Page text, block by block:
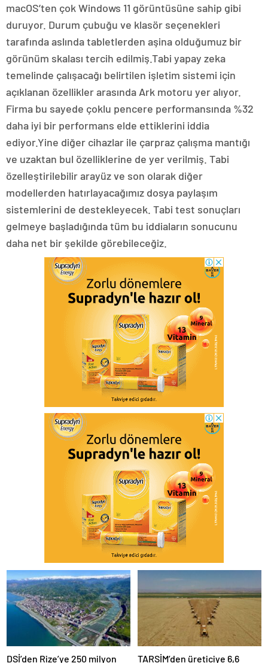
macOS’ten çok Windows 11 görüntüsüne sahip gibi
duruyor. Durum çubuğu ve klasör seçenekleri
tarafında aslında tabletlerden aşina olduğumuz bir
görünüm skalası tercih edilmiş.Tabi yapay zeka
temelinde çalışacağı belirtilen işletim sistemi için
açıklanan özellikler arasında Ark motoru yer alıyor.
Firma bu sayede çoklu pencere performansında %32
daha iyi bir performans elde ettiklerini iddia
ediyor.Yine diğer cihazlar ile çarpraz çalışma mantığı
ve uzaktan bul özelliklerine de yer verilmiş. Tabi
özelleştirilebilir arayüz ve son olarak diğer
modellerden hatırlayacağımız dosya paylaşım
sistemlerini de destekleyecek. Tabi test sonuçları
gelmeye başladığında tüm bu iddiaların sonucunu
daha net bir şekilde görebileceğiz.
DSİ’den Rize’ye 250 milyon TARSİM’den üreticiye 6,6